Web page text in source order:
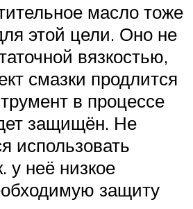
масло тоже
этой цели. Оно не
вязкостью,
смазки продлится
в процессе
защищён. Не
использовать
у неё низкое
защиту